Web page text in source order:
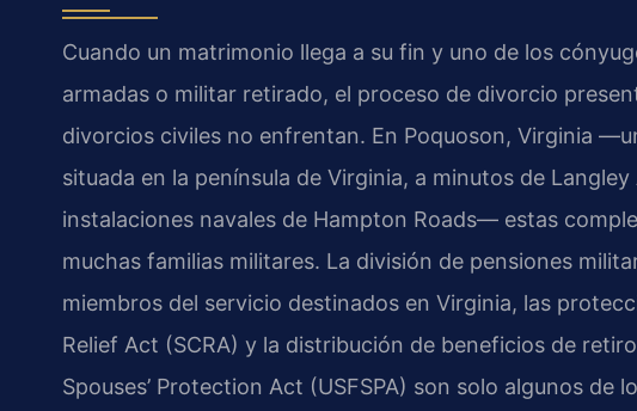
Cuando un matrimonio llega a su fin y uno de los
armadas o militar retirado, el proceso de divorcio
divorcios civiles no enfrentan. En Poquoson, Virginia
situada en la península de Virginia, a minutos de
instalaciones navales de Hampton Roads— estas
muchas familias militares. La división de pensiones
miembros del servicio destinados en Virginia, las
Relief Act (SCRA) y la distribución de beneficios de
Spouses’ Protection Act (USFSPA) son solo algunos de